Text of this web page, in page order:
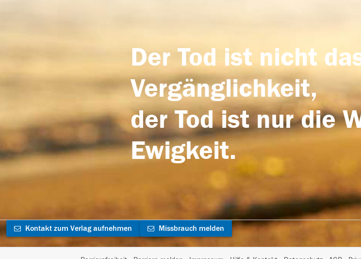
Der Tod ist nicht
Vergänglichkeit,
der Tod ist nur die
Ewigkeit.
Kontakt zum Verlag aufnehmen Missbrauch melden